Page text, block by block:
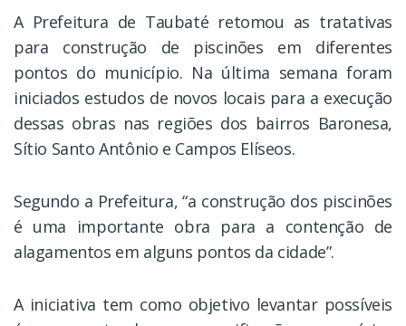
A Prefeitura de Taubaté retomou as tratativas
para construção de piscinões em diferentes
pontos do município. Na última semana foram
iniciados estudos de novos locais para a execução
dessas obras nas regiões dos bairros Baronesa,
Sítio Santo Antônio e Campos Elíseos.
Segundo a Prefeitura, “a construção dos piscinões
é uma importante obra para a contenção de
alagamentos em alguns pontos da cidade”.
A iniciativa tem como objetivo levantar possíveis